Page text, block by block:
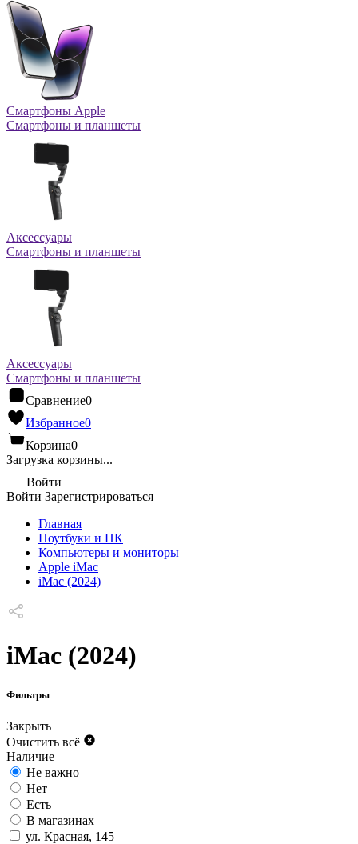
Смартфоны Apple
Смартфоны и планшеты
Аксессуары
Смартфоны и планшеты
Аксессуары
Смартфоны и планшеты
Сравнение0
Избранное0
Корзина0
Загрузка корзины...
Войти
Войти Зарегистрироваться
Главная
Ноутбуки и ПК
Компьютеры и мониторы
Apple iMac
iMac (2024)
iMac (2024)
Фильтры
Закрыть
Очистить всё
Наличие
Не важно
Нет
Есть
В магазинах
ул. Красная, 145